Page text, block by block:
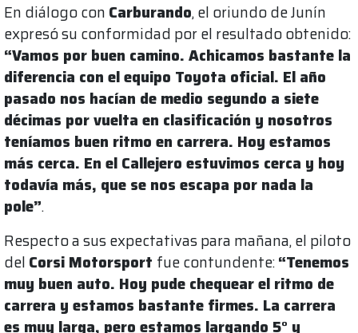
En diálogo con Carburando, el oriundo de Junín
expresó su conformidad por el resultado obtenido:
“Vamos por buen camino. Achicamos bastante la
diferencia con el equipo Toyota oficial. El año
pasado nos hacían de medio segundo a siete
décimas por vuelta en clasificación y nosotros
teníamos buen ritmo en carrera. Hoy estamos
más cerca. En el Callejero estuvimos cerca y hoy
todavía más, que se nos escapa por nada la
pole”.
Respecto a sus expectativas para mañana, el piloto
del Corsi Motorsport fue contundente:“Tenemos
muy buen auto. Hoy pude chequear el ritmo de
carrera y estamos bastante firmes. La carrera
es muy larga, pero estamos largando 5° y